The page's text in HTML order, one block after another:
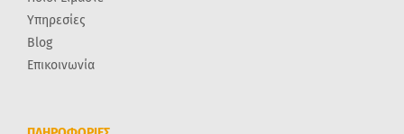
Υπηρεσίες
Blog
Επικοινωνία